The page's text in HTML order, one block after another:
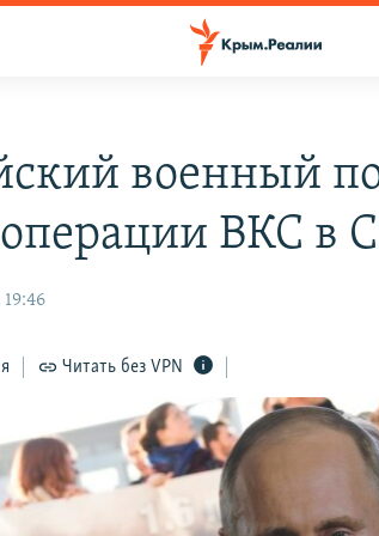
военный
операции ВКС в
19:46
Читать без VPN